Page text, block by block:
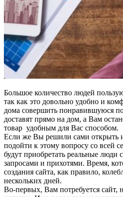
Большое количество людей
так как это довольно удобно и
дома совершить понравившуюся
доставят прямо на дом, а Вам
товар удобным для Вас способом.
Если же Вы решили сами открыть
подойти к этому вопросу со всей
будут приобретать реальные люди
запросами и прихотями. Время,
создания сайта, как правило,
нескольких дней.
Во-первых, Вам потребуется сайт,